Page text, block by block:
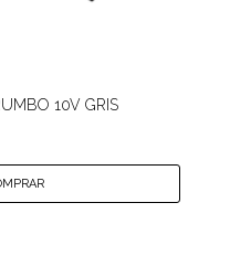
10V GRIS